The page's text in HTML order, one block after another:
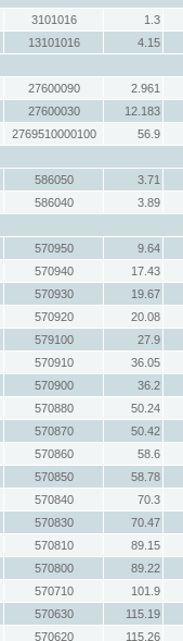
3101016
1.3
13101016
4.15
27600090
2.961
27600030
12.183
2769510000100
56.9
586050
3.71
586040
3.89
570950
9.64
570940
17.43
570930
19.67
570920
20.08
579100
27.9
570910
36.05
570900
36.2
570880
50.24
570870
50.42
570860
58.6
570850
58.78
570840
70.3
570830
70.47
570810
89.15
570800
89.22
570710
101.9
570630
115.19
570620 115.26